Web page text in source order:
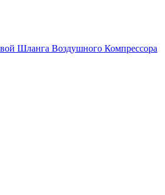
Шланга Воздушного Компрессора